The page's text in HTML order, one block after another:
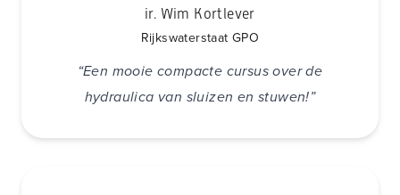
ir. Wim Kortlever
Rijkswaterstaat GPO
“Een mooie compacte cursus over de
hydraulica van sluizen en stuwen!”